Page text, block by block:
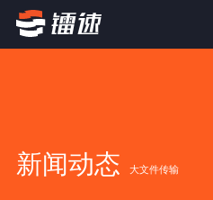
新闻动态 大文件传输